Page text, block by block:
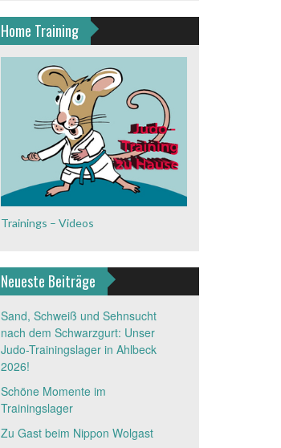
Home Training
Trainings – Videos
Neueste Beiträge
Sand, Schweiß und Sehnsucht
nach dem Schwarzgurt: Unser
Judo-Trainingslager in Ahlbeck
2026!
Schöne Momente im
Trainingslager
Zu Gast beim Nippon Wolgast